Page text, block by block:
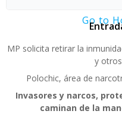
Go to
MP solicita retirar la
y
Polochic, área de
Invasores y narcos,
caminan de la